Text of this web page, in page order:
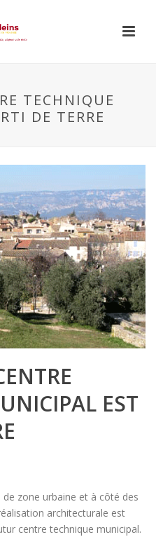
TECHNIQUE
DE TERRE
EST
de zone urbaine et à côté des
architecturale est
centre technique municipal.